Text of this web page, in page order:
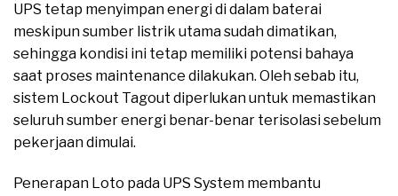
UPS tetap menyimpan energi di dalam baterai
meskipun sumber listrik utama sudah dimatikan,
sehingga kondisi ini tetap memiliki potensi bahaya
saat proses maintenance dilakukan. Oleh sebab itu,
sistem Lockout Tagout diperlukan untuk memastikan
seluruh sumber energi benar-benar terisolasi sebelum
pekerjaan dimulai.
Penerapan Loto pada UPS System membantu